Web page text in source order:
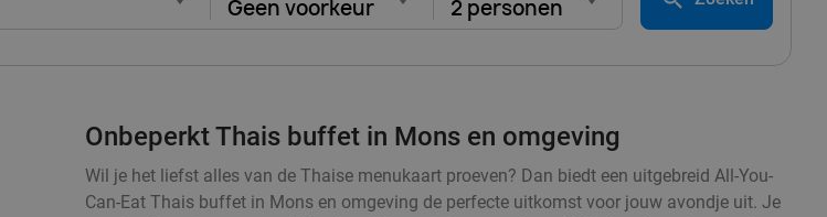
Geen voorkeur 2 personen
Onbeperkt Thais buffet in Mons en omgeving
Wil je het liefst alles van de Thaise menukaart proeven? Dan biedt een uitgebreid All-You-
Can-Eat Thais buffet in Mons en omgeving de perfecte uitkomst voor jouw avondje uit. Je